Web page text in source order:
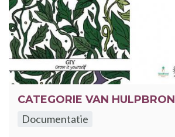
CATEGORIE VAN HULPBRON
Documentatie